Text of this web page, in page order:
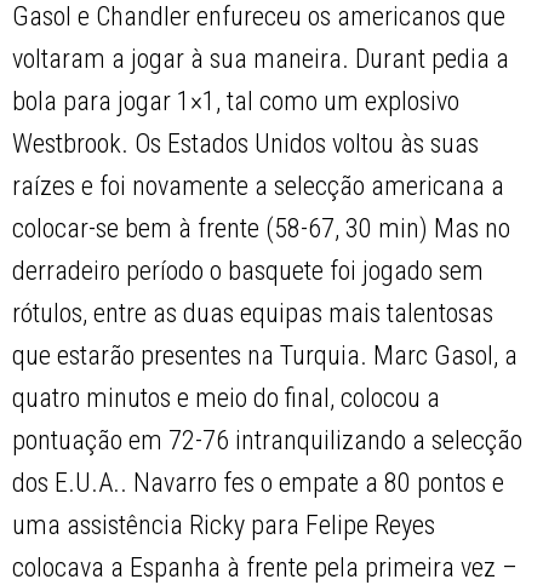
Gasol e Chandler enfureceu os americanos que
voltaram a jogar à sua maneira. Durant pedia a
bola para jogar 1×1, tal como um explosivo
Westbrook. Os Estados Unidos voltou às suas
raízes e foi novamente a selecção americana a
colocar-se bem à frente (58-67, 30 min) Mas no
derradeiro período o basquete foi jogado sem
rótulos, entre as duas equipas mais talentosas
que estarão presentes na Turquia. Marc Gasol, a
quatro minutos e meio do final, colocou a
pontuação em 72-76 intranquilizando a selecção
dos E.U.A.. Navarro fes o empate a 80 pontos e
uma assistência Ricky para Felipe Reyes
colocava a Espanha à frente pela primeira vez –